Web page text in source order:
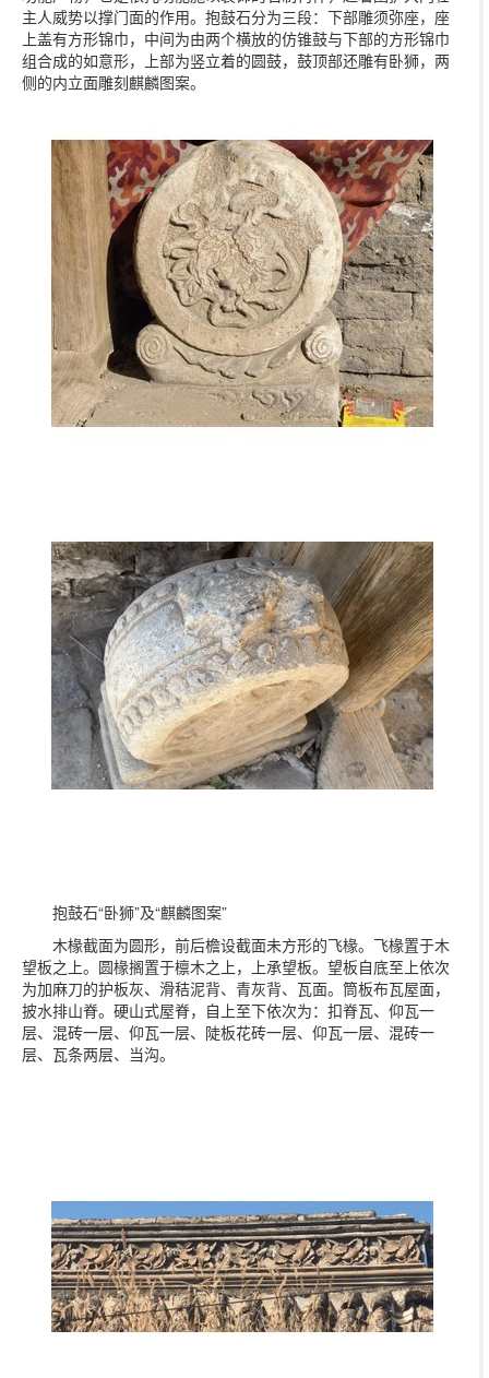
主人威势以撑门面的作用。抱鼓石分为三段：下部雕须弥座，座
上盖有方形锦巾，中间为由两个横放的仿锥鼓与下部的方形锦巾
组合成的如意形，上部为竖立着的圆鼓，鼓顶部还雕有卧狮，两
侧的内立面雕刻麒麟图案。
抱鼓石“卧狮”及“麒麟图案”
木椽截面为圆形，前后檐设截面未方形的飞椽。飞椽置于木
望板之上。圆椽搁置于檩木之上，上承望板。望板自底至上依次
为加麻刀的护板灰、滑秸泥背、青灰背、瓦面。筒板布瓦屋面，
披水排山脊。硬山式屋脊，自上至下依次为：扣脊瓦、仰瓦一
层、混砖一层、仰瓦一层、陡板花砖一层、仰瓦一层、混砖一
层、瓦条两层、当沟。